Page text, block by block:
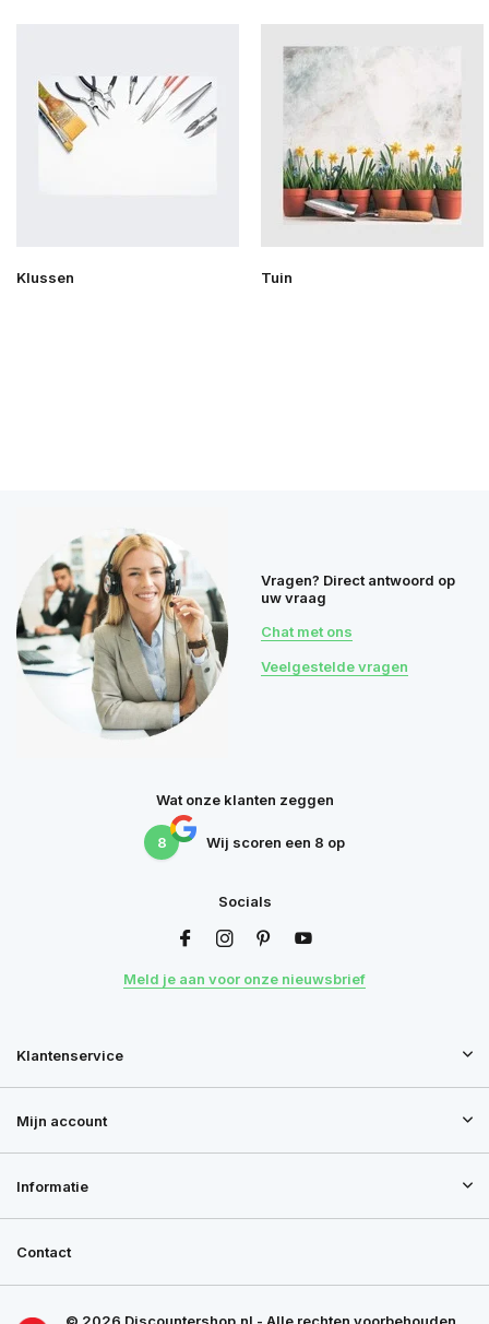
Klussen Tuin
Vragen? Direct antwoord op
uw vraag
Chat met ons
Veelgestelde vragen
Wat onze klanten zeggen
8 Wij scoren een 8 op
Socials
Meld je aan voor onze nieuwsbrief
Klantenservice
Mijn account
Informatie
Contact